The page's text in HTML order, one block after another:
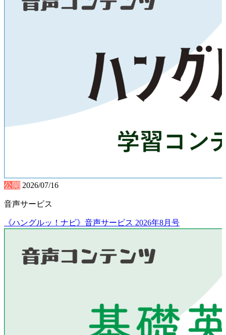
公開 2026/07/16
音声サービス
《ハングルッ！ナビ》音声サービス 2026年8月号